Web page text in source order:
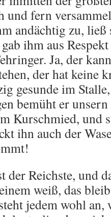
und fern
andächtig zu, ließ
ihm aus
Ja, der
der hat keine
gesunde im
bemüht er
Kurschmied, und
ihn auch der
der Reichste, und
weiß, das
jedem wohl an,